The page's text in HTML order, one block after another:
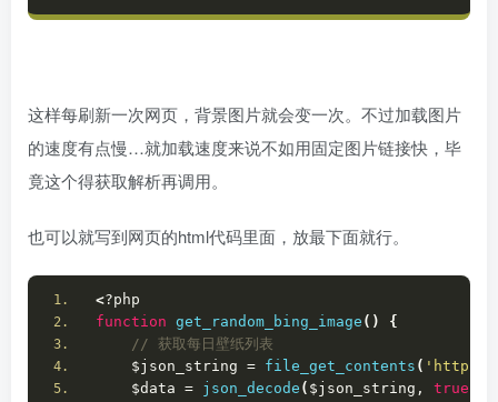
这样每刷新一次网页，背景图片就会变一次。不过加载图片
的速度有点慢…就加载速度来说不如用固定图片链接快，毕
竟这个得获取解析再调用。
也可以就写到网页的html代码里面，放最下面就行。
<?php
function get_random_bing_image ()
{
// 获取每日壁纸列表
    $json_string =
file_get_contents ( 'https://
    $data =
json_decode ( $json_string, true